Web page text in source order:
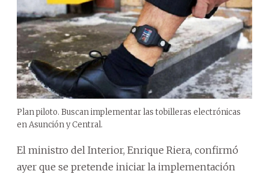
Plan piloto. Buscan implementar las tobilleras electrónicas
en Asunción y Central.
El ministro del Interior, Enrique Riera, confirmó
ayer que se pretende iniciar la implementación